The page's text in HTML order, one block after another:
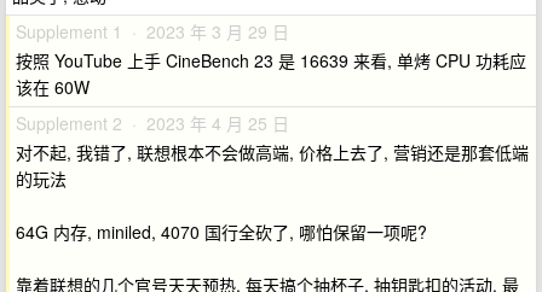
Supplement 1 · 2023 年 3 月 29 日
按照 YouTube 上手 CineBench 23 是 16639 来看, 单烤 CPU 功耗应
该在 60W
Supplement 2 · 2023 年 4 月 25 日
对不起, 我错了, 联想根本不会做高端, 价格上去了, 营销还是那套低端
的玩法
64G 内存, miniled, 4070 国行全砍了, 哪怕保留一项呢?
靠着联想的几个官号天天预热, 每天搞个抽杯子, 抽钥匙扣的活动. 最